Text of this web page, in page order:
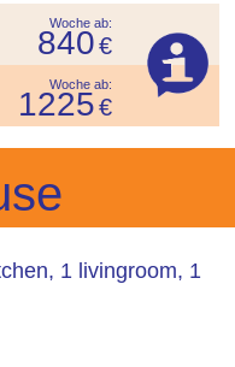
Woche ab:
840€
Woche ab:
1225€
1 livingroom, 1